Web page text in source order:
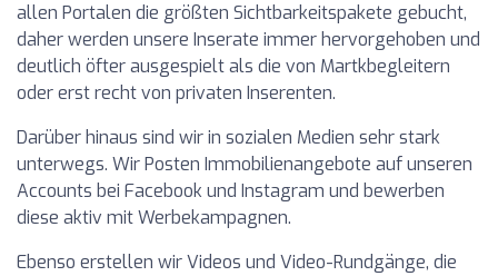
allen Portalen die größten Sichtbarkeitspakete gebucht,
daher werden unsere Inserate immer hervorgehoben und
deutlich öfter ausgespielt als die von Martkbegleitern
oder erst recht von privaten Inserenten.
Darüber hinaus sind wir in sozialen Medien sehr stark
unterwegs. Wir Posten Immobilienangebote auf unseren
Accounts bei Facebook und Instagram und bewerben
diese aktiv mit Werbekampagnen.
Ebenso erstellen wir Videos und Video-Rundgänge, die